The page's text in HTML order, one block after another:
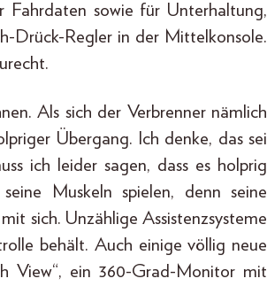
Fahrdaten sowie für Unterhaltung,
Drück-Regler in der Mittelkonsole.
Als sich der Verbrenner nämlich
Übergang. Ich denke, das sei
ich leider sagen, dass es holprig
Muskeln spielen, denn seine
sich. Unzählige Assistenzsysteme
behält. Auch einige völlig neue
View“, ein 360-Grad-Monitor mit